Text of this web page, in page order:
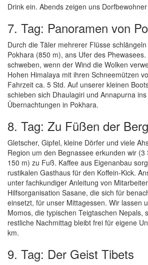
Drink ein. Abends zeigen uns
7. Tag: Panoramen von
Durch die Täler mehrerer Flüsse
Pokhara (850 m), ans Ufer des
schweben, wenn der Wind die Wolken
Hohen Himalaya mit ihren Schneemützen
Fahrzeit ca. 5 Std. Auf unserer kleinen
schieben sich Dhaulagiri und Annapurna
Übernachtungen in Pokhara.
8. Tag: Zu Füßen der
Gletscher, Gipfel, kleine Dörfer und viele
Region um den Begnassee erkunden wir
150 m) zu Fuß. Kaffee aus Eigenanbau
rustikalen Gasthaus für den Koffein-Kick.
unter fachkundiger Anleitung von
Hilfsorganisation Sasane, die sich für
einsetzt, für unser Mittagessen. Wir lassen
Momos, die typischen Teigtaschen Nepals,
restliche Nachmittag bleibt frei für eigene
km.
9. Tag: Der Geist Tibets